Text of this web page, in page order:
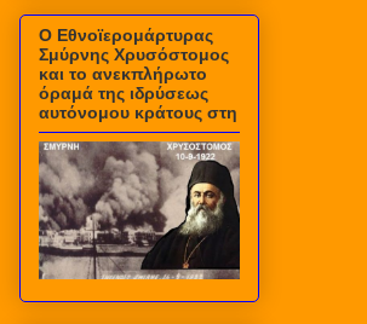
Ο Εθνοϊερομάρτυρας
Σμύρνης Χρυσόστομος
και το ανεκπλήρωτο
όραμά της ιδρύσεως
αυτόνομου κράτους στη